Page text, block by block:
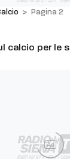
> Pagina 2
calcio per le
Ad